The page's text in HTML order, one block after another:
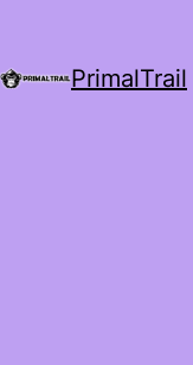
PrimalTrail